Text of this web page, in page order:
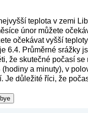
teplota v zemi
únor můžete
očekávat vyšší
6.4. Průměrné srážky
že skutečné počasí
a minuty), v
Je důležité říci, že